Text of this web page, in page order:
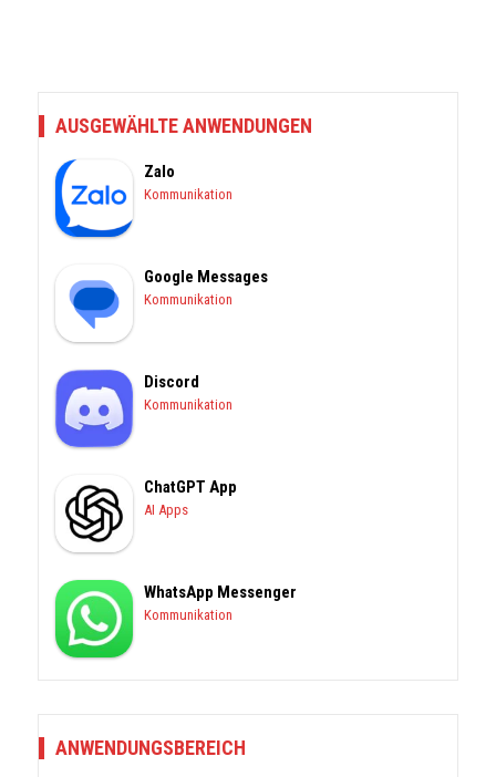
AUSGEWÄHLTE ANWENDUNGEN
Zalo
Kommunikation
Google Messages
Kommunikation
Discord
Kommunikation
ChatGPT App
AI Apps
WhatsApp Messenger
Kommunikation
ANWENDUNGSBEREICH